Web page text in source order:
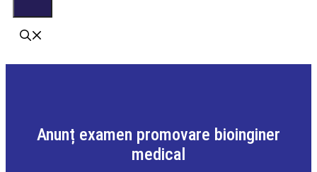
Anunț examen promovare bioinginer
medical